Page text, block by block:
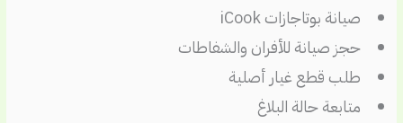
صيانة بوتاجازات iCook
حجز صيانة للأفران والشفاطات
طلب قطع غيار أصلية
متابعة حالة البلاغ